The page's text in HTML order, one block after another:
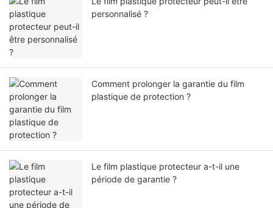
personnalisé ?
Comment prolonger la garantie du film
plastique de protection ?
Le film plastique protecteur a-t-il une
période de garantie ?